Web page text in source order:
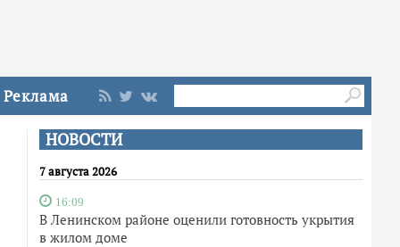
Реклама
НОВОСТИ
7 августа 2026
16:09
В Ленинском районе оценили готовность укрытия
в жилом доме